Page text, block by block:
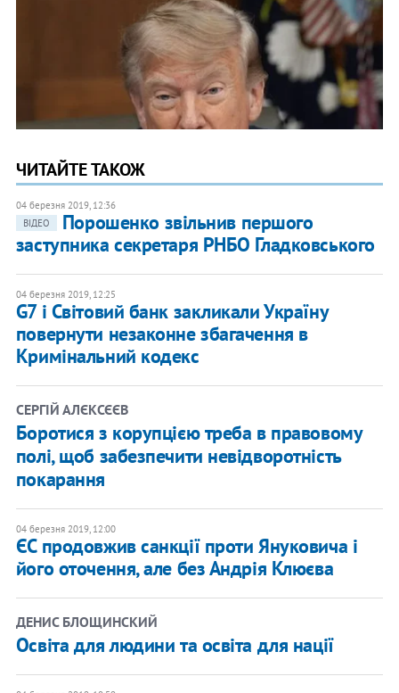
ЧИТАЙТЕ ТАКОЖ
04 березня 2019, 12:36
ВІДЕО
Порошенко звільнив першого
заступника секретаря РНБО Гладковського
04 березня 2019, 12:25
G7 і Світовий банк закликали Україну
повернути незаконне збагачення в
Кримінальний кодекс
СЕРГІЙ АЛЄКСЄЄВ
Боротися з корупцією треба в правовому
полі, щоб забезпечити невідворотність
покарання
04 березня 2019, 12:00
ЄС продовжив санкції проти Януковича і
його оточення, але без Андрія Клюєва
ДЕНИС БЛОЩИНСКИЙ
Освіта для людини та освіта для нації